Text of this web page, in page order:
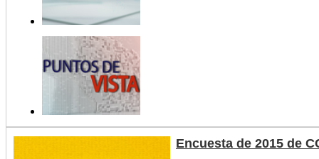
Encuesta de 2015 de